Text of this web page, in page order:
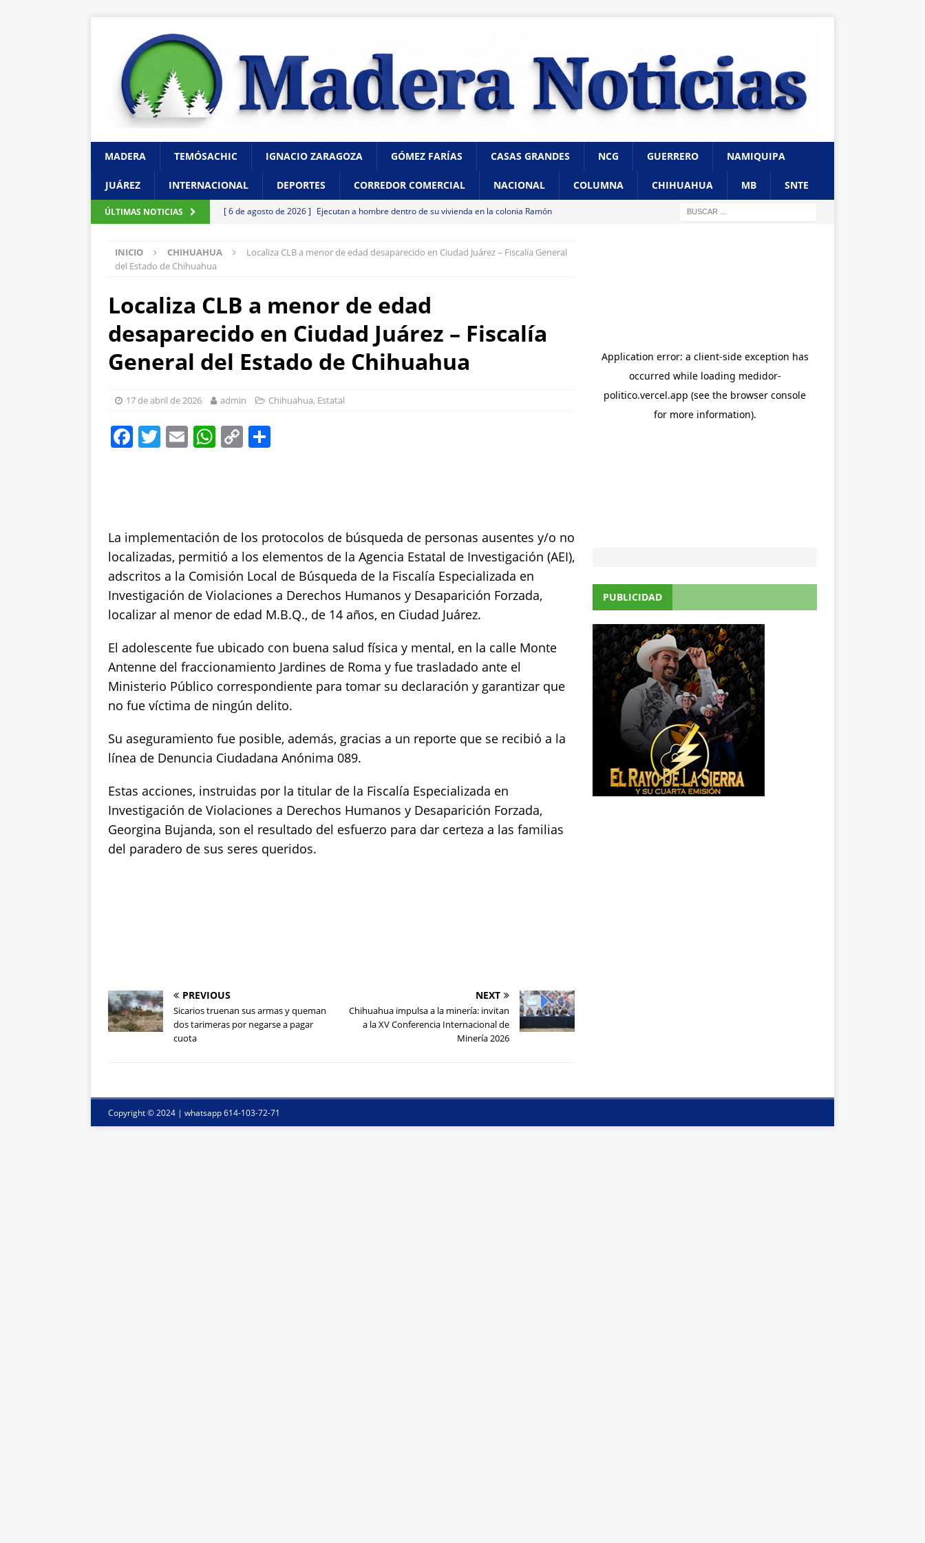
MADERA TEMÓSACHIC IGNACIO ZARAGOZA GÓMEZ FARÍAS CASAS GRANDES NCG GUERRERO NAMIQUIPA
JUÁREZ INTERNACIONAL DEPORTES CORREDOR COMERCIAL NACIONAL COLUMNA CHIHUAHUA MB SNTE
ÚLTIMAS NOTICIAS [ 6 de agosto de 2026 ] Ejecutan a hombre dentro de su vivienda en la colonia Ramón
[ 6 de agosto de 2026 ] Impulsan Francisco Sánchez y Alfredo Chávez reforma para
[ 6 de agosto de 2026 ] Refuerza Municipio acciones preventivas ante el gusano
barrenador con capacitación de SENASICA
CHIHUAHUA
[ 6 de agosto de 2026 ]
Incendio consume vivienda de madera en la colonia Proletaria
[ 6 de agosto de 2026 ] Marco Bonilla inaugura el Paso Superior de Fuerza Aérea y
INICIO CHIHUAHUA
Localiza CLB a menor de edad desaparecido en Ciudad Juárez – Fiscalía General
del Estado de Chihuahua
Localiza CLB a menor de edad
desaparecido en Ciudad Juárez – Fiscalía
General del Estado de Chihuahua
17 de abril de 2026 admin Chihuahua, Estatal
F
o
o
k
T E W
A
p
p
C
n
k
La implementación de los protocolos de búsqueda de personas ausentes y/o no
localizadas, permitió a los elementos de la Agencia Estatal de Investigación (AEI),
adscritos a la Comisión Local de Búsqueda de la Fiscalía Especializada en
Investigación de Violaciones a Derechos Humanos y Desaparición Forzada,
localizar al menor de edad M.B.Q., de 14 años, en Ciudad Juárez.
El adolescente fue ubicado con buena salud física y mental, en la calle Monte
Antenne del fraccionamiento Jardines de Roma y fue trasladado ante el
Ministerio Público correspondiente para tomar su declaración y garantizar que
no fue víctima de ningún delito.
Su aseguramiento fue posible, además, gracias a un reporte que se recibió a la
línea de Denuncia Ciudadana Anónima 089.
Estas acciones, instruidas por la titular de la Fiscalía Especializada en
Investigación de Violaciones a Derechos Humanos y Desaparición Forzada,
Georgina Bujanda, son el resultado del esfuerzo para dar certeza a las familias
del paradero de sus seres queridos.
PREVIOUS
Sicarios truenan sus armas y queman
dos tarimeras por negarse a pagar
cuota
NEXT
Chihuahua impulsa a la minería: invitan
a la XV Conferencia Internacional de
Minería 2026
PUBLICIDAD
Copyright © 2024 | whatsapp 614-103-72-71